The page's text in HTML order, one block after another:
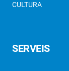
CULTURA
SERVEIS